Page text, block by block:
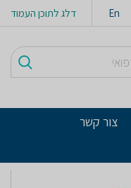
דלג לתוכן העמוד En
צור קשר